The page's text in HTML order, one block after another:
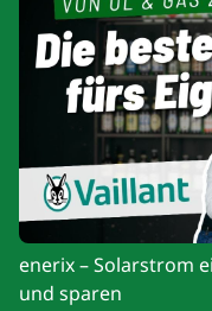
enerix – Solarstrom
und sparen